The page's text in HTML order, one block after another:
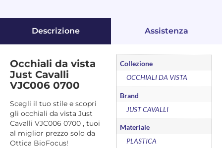
Descrizione Assistenza
Occhiali da vista
Just Cavalli
VJC006 0700
Scegli il tuo stile e scopri
gli occhiali da vista Just
Cavalli VJC006 0700 , tuoi
al miglior prezzo solo da
Ottica BioFocus!
Collezione
OCCHIALI DA VISTA
Brand
JUST CAVALLI
Materiale
PLASTICA